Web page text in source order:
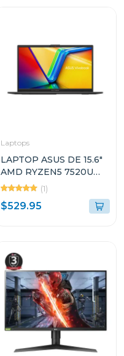
Laptops
LAPTOP ASUS DE 15.6"
AMD RYZEN5 7520U
512GB SSD 16GB RAM
VIVOBOOK GO E1504FA
(1)
$529.95